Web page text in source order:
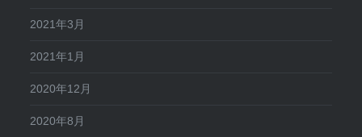
2021年3月
2021年1月
2020年12月
2020年8月